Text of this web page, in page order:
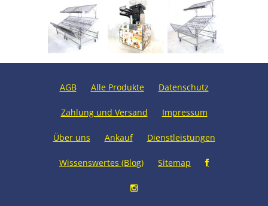
AGB Alle Produkte Datenschutz
Zahlung und Versand Impressum
Über uns Ankauf Dienstleistungen
Wissenswertes (Blog) Sitemap